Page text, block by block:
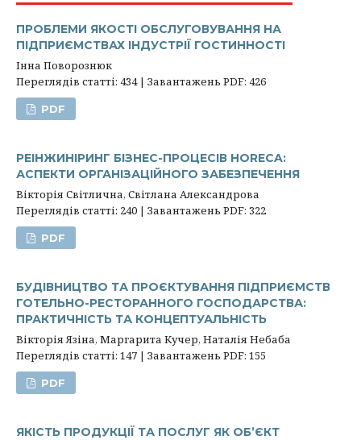
ПРОБЛЕМИ ЯКОСТІ ОБСЛУГОВУВАННЯ НА
ПІДПРИЄМСТВАХ ІНДУСТРІЇ ГОСТИННОСТІ
Інна Поворознюк
Переглядів статті: 434 | Завантажень PDF: 426
PDF
РЕІНЖИНІРИНГ БІЗНЕС-ПРОЦЕСІВ НORECA:
АСПЕКТИ ОРГАНІЗАЦІЙНОГО ЗАБЕЗПЕЧЕННЯ
Вікторія Світлична, Світлана Александрова
Переглядів статті: 240 | Завантажень PDF: 322
PDF
БУДІВНИЦТВО ТА ПРОЄКТУВАННЯ ПІДПРИЄМСТВ
ГОТЕЛЬНО-РЕСТОРАННОГО ГОСПОДАРСТВА:
ПРАКТИЧНІСТЬ ТА КОНЦЕПТУАЛЬНІСТЬ
Вікторія Язіна, Маргарита Кучер, Наталія Небаба
Переглядів статті: 147 | Завантажень PDF: 155
PDF
ЯКІСТЬ ПРОДУКЦІЇ ТА ПОСЛУГ ЯК ОБ’ЄКТ